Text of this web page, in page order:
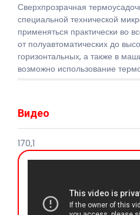
Сверхпрозрачная
специальной технической
применяться практически во
от полуавтоматических до
горизонтальных, а также в
возможно использование
Видео
170,1